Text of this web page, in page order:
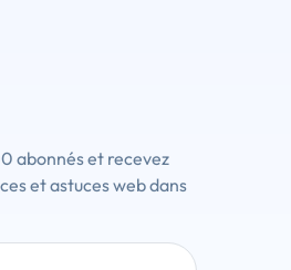
abonnés et recevez
et astuces web dans